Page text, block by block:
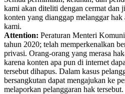
kami akan diteliti dengan cermat dan
konten yang dianggap melanggar hak
kami.
Attention: Peraturan Menteri
tahun 2020; telah memperkenalkan
privasi. Orang-orang yang merasa
karena konten apa pun di internet
tersebut dihapus. Dalam kasus
bersangkutan dapat mengajukan ke
melaporkan pelanggaran hak tersebut.